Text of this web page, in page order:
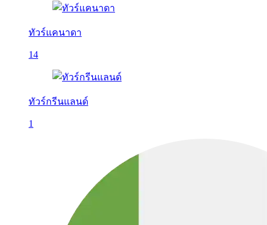
ทัวร์แคนาดา
14
ทัวร์กรีนแลนด์
1